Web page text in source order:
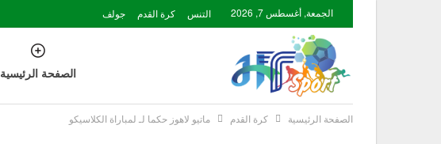
الجمعة, أغسطس 7, 2026 التنس كرة القدم جولف
الصفحة الرئيسية
الصفحة الرئيسية كرة القدم ماتيو لاهوز حكما لـ لمباراة الكلاسيكو